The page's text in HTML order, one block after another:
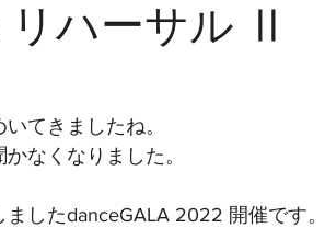
リハーサル Ⅱ
いてきましたね。
なくなりました。
したdanceGALA 2022 開催です